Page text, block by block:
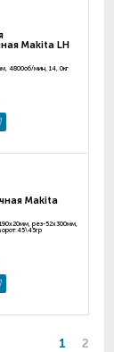
Makita LH
4800об/мин, 14, 0кг
Makita
рез-52х300мм,
1 2